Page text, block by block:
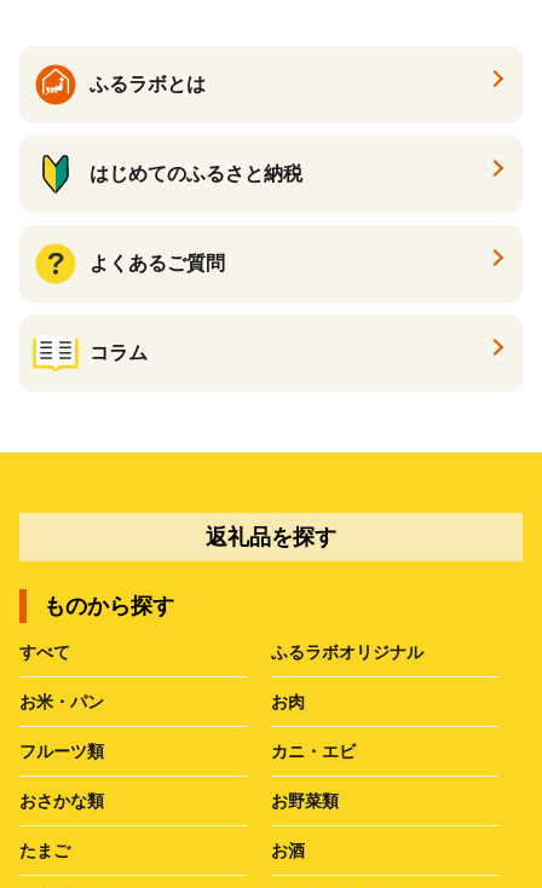
ふるラボとは
はじめてのふるさと納税
よくあるご質問
コラム
返礼品を探す
ものから探す
すべて ふるラボオリジナル
お米・パン お肉
フルーツ類 カニ・エビ
おさかな類 お野菜類
たまご お酒